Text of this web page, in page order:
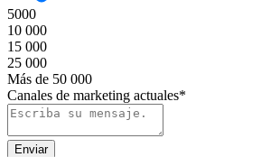
5000
10 000
15 000
25 000
Más de 50 000
Canales de marketing actuales*